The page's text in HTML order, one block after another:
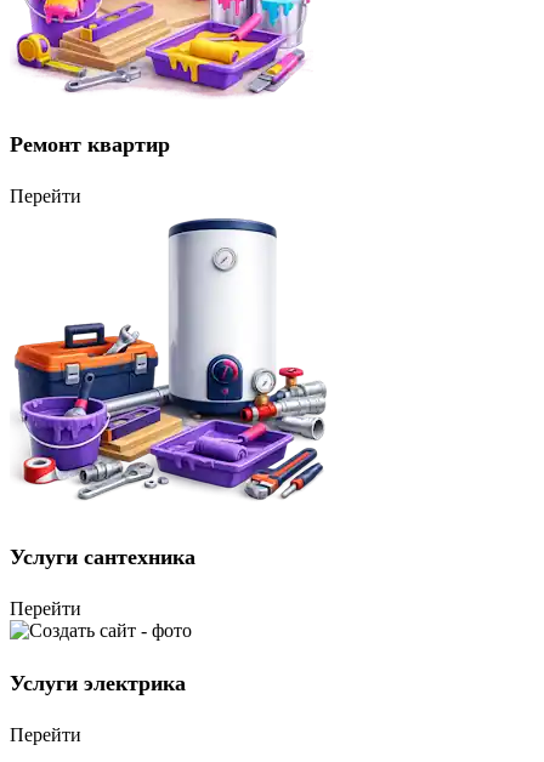
Ремонт квартир
Перейти
Услуги сантехника
Перейти
Услуги электрика
Перейти